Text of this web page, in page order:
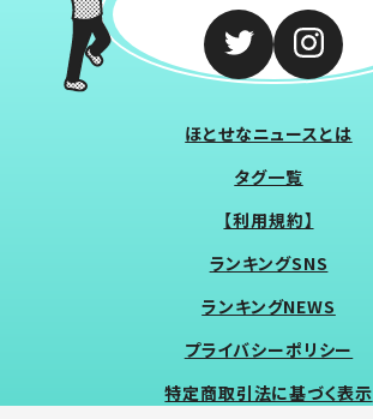
ほとせなニュースとは
タグ一覧
【利用規約】
ランキングSNS
ランキングNEWS
プライバシーポリシー
特定商取引法に基づく表示